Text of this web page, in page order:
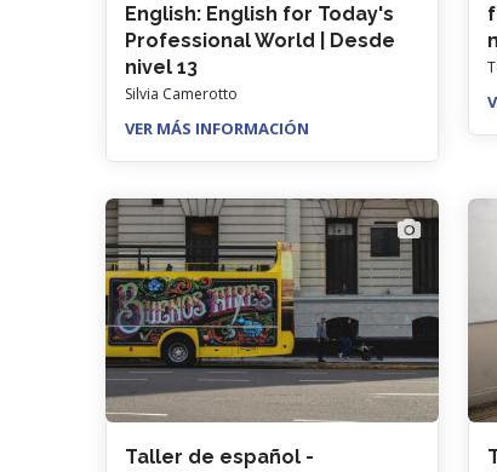
English: English for Today's
Professional World | Desde
nivel 13
Silvia Camerotto
VER MÁS INFORMACIÓN
Taller de español -